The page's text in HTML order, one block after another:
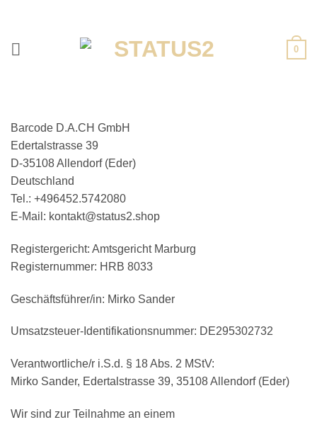
springen
0
Barcode D.A.CH GmbH
Edertalstrasse 39
D-35108 Allendorf (Eder)
Deutschland
Tel.: +496452.5742080
E-Mail: kontakt@status2.shop
Registergericht: Amtsgericht Marburg
Registernummer: HRB 8033
Geschäftsführer/in: Mirko Sander
Umsatzsteuer-Identifikationsnummer: DE295302732
Verantwortliche/r i.S.d. § 18 Abs. 2 MStV:
Mirko Sander, Edertalstrasse 39, 35108 Allendorf (Eder)
Wir sind zur Teilnahme an einem